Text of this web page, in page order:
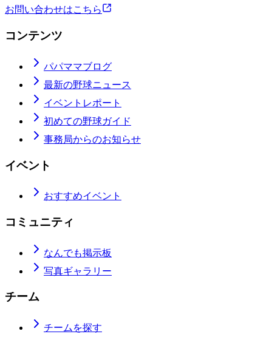
お問い合わせはこちら
コンテンツ
パパママブログ
最新の野球ニュース
イベントレポート
初めての野球ガイド
事務局からのお知らせ
イベント
おすすめイベント
コミュニティ
なんでも掲示板
写真ギャラリー
チーム
チームを探す